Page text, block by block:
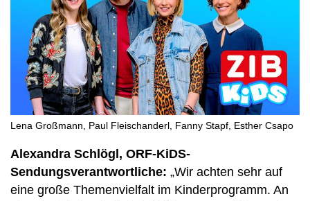
Lena Großmann, Paul Fleischanderl, Fanny Stapf, Esther Csapo
Alexandra Schlögl, ORF-KiDS-
Sendungsverantwortliche: „Wir achten sehr auf
eine große Themenvielfalt im Kinderprogramm. An